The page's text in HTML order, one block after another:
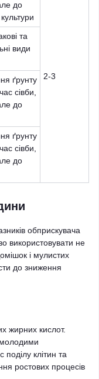
до
2-3
та
види
ґрунту
сівби,
до
ґрунту
сівби,
до
обприскувача
використовувати не
і мулистих
до зниження
жирних кислот.
молодими
клітин та
ростових процесів